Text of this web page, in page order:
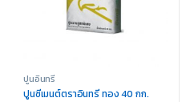
ปูนอินทรี
ปูนซีเมนต์ตราอินทรี ทอง 40 กก.